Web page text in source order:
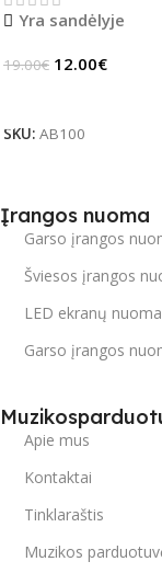
Yra sandėlyje
19.00€ 12.00€
SKU: AB100
Įrangos nuoma
Garso įrangos
Šviesos įrangos
LED ekranų nuoma
Garso įrangos
Apie mus
Kontaktai
Tinklaraštis
Muzikos